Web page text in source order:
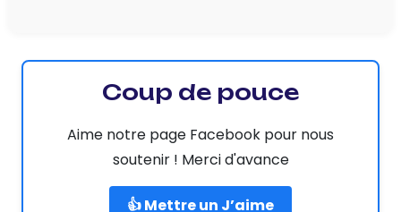
Coup de pouce
Aime notre page Facebook pour nous
soutenir ! Merci d'avance
👍 Mettre un J’aime